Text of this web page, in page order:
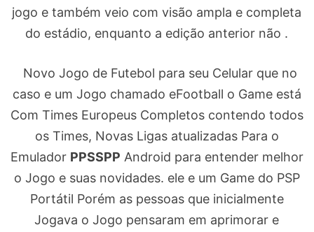
jogo e também veio com visão ampla e completa
do estádio, enquanto a edição anterior não .
Novo Jogo de Futebol para seu Celular que no
caso e um Jogo chamado eFootball o Game está
Com Times Europeus Completos contendo todos
os Times, Novas Ligas atualizadas Para o
Emulador PPSSPP Android para entender melhor
o Jogo e suas novidades. ele e um Game do PSP
Portátil Porém as pessoas que inicialmente
Jogava o Jogo pensaram em aprimorar e